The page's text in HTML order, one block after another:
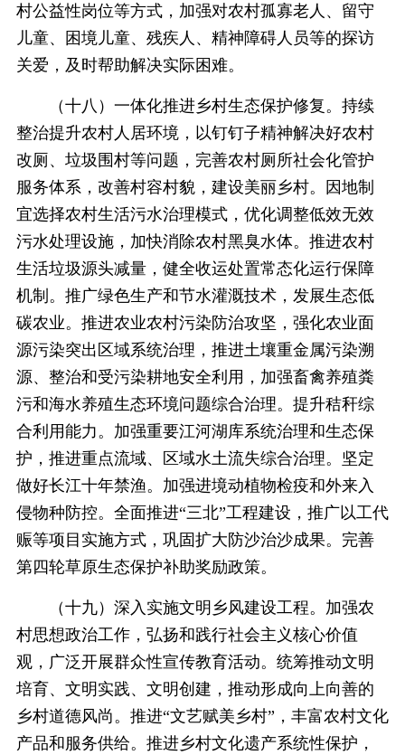
村公益性岗位等方式，加强对农村孤寡老人、留守
儿童、困境儿童、残疾人、精神障碍人员等的探访
关爱，及时帮助解决实际困难。
（十八）一体化推进乡村生态保护修复。持续
整治提升农村人居环境，以钉钉子精神解决好农村
改厕、垃圾围村等问题，完善农村厕所社会化管护
服务体系，改善村容村貌，建设美丽乡村。因地制
宜选择农村生活污水治理模式，优化调整低效无效
污水处理设施，加快消除农村黑臭水体。推进农村
生活垃圾源头减量，健全收运处置常态化运行保障
机制。推广绿色生产和节水灌溉技术，发展生态低
碳农业。推进农业农村污染防治攻坚，强化农业面
源污染突出区域系统治理，推进土壤重金属污染溯
源、整治和受污染耕地安全利用，加强畜禽养殖粪
污和海水养殖生态环境问题综合治理。提升秸秆综
合利用能力。加强重要江河湖库系统治理和生态保
护，推进重点流域、区域水土流失综合治理。坚定
做好长江十年禁渔。加强进境动植物检疫和外来入
侵物种防控。全面推进“三北”工程建设，推广以工代
赈等项目实施方式，巩固扩大防沙治沙成果。完善
第四轮草原生态保护补助奖励政策。
（十九）深入实施文明乡风建设工程。加强农
村思想政治工作，弘扬和践行社会主义核心价值
观，广泛开展群众性宣传教育活动。统筹推动文明
培育、文明实践、文明创建，推动形成向上向善的
乡村道德风尚。推进“文艺赋美乡村”，丰富农村文化
产品和服务供给。推进乡村文化遗产系统性保护，